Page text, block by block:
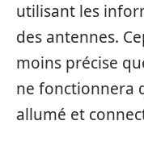
utilisant les
des antennes.
moins précise
ne fonctionnera
allumé et